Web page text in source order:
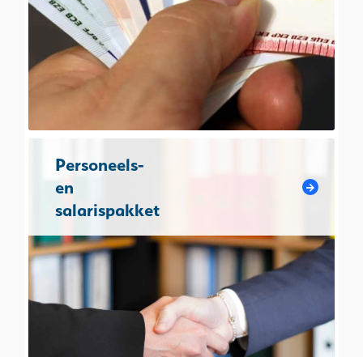
Personeels-
en
salarispakket